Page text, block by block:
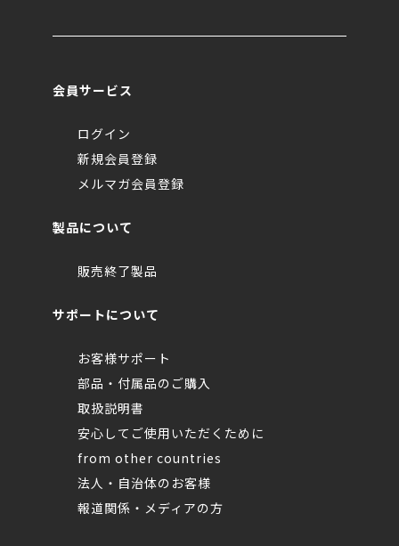
会員サービス
ログイン
新規会員登録
メルマガ会員登録
製品について
販売終了製品
サポートについて
お客様サポート
部品・付属品のご購入
取扱説明書
安心してご使用いただくために
from other countries
法人・自治体のお客様
報道関係・メディアの方